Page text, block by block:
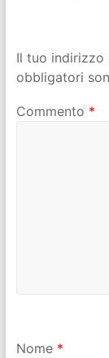
Il tuo indirizzo
obbligatori
Commento *
Nome *